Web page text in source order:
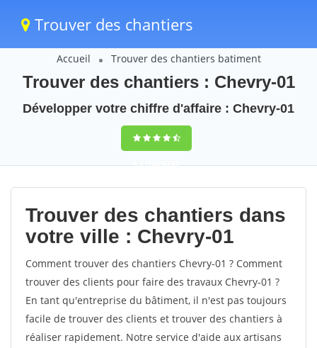
Trouver des chantiers
Accueil Trouver des chantiers batiment
Trouver des chantiers : Chevry-01
Développer votre chiffre d'affaire : Chevry-01
9,5(100%)42
votes
Trouver des chantiers dans
votre ville : Chevry-01
Comment trouver des chantiers Chevry-01 ? Comment
trouver des clients pour faire des travaux Chevry-01 ?
En tant qu'entreprise du bâtiment, il n'est pas toujours
facile de trouver des clients et trouver des chantiers à
réaliser rapidement. Notre service d'aide aux artisans